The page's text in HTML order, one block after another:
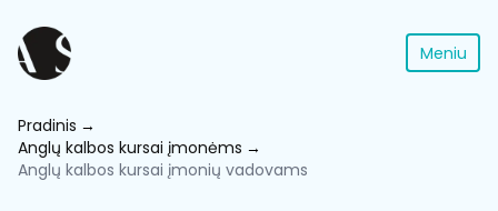
Meniu
Pradinis
Anglų kalbos kursai įmonėms
Anglų kalbos kursai įmonių vadovams